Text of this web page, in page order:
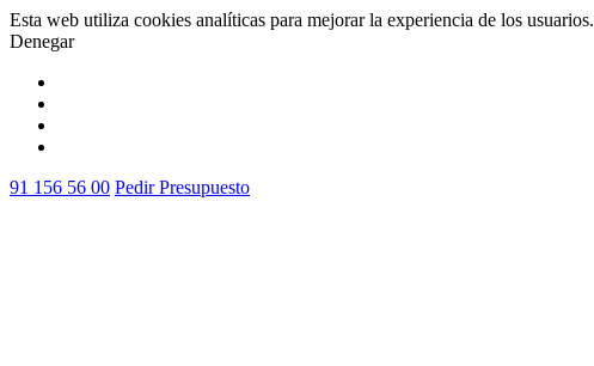
Esta web utiliza cookies analíticas para mejorar la experiencia de los usuarios.
DenegarVale
91 156 56 00 Pedir Presupuesto